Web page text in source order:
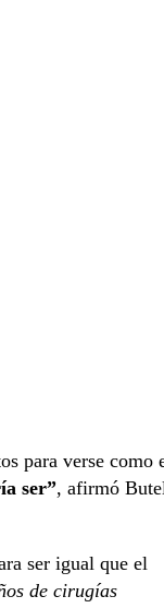
para verse como
ser”, afirmó
ser igual que el
de cirugías